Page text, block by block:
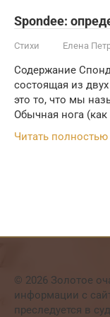
Spondee:
Стихи Елена
Содержание
состоящая из
это то, что мы
Обычная нога (как
Читать полностью
© 2026 Золотое
информации с
преследуется в